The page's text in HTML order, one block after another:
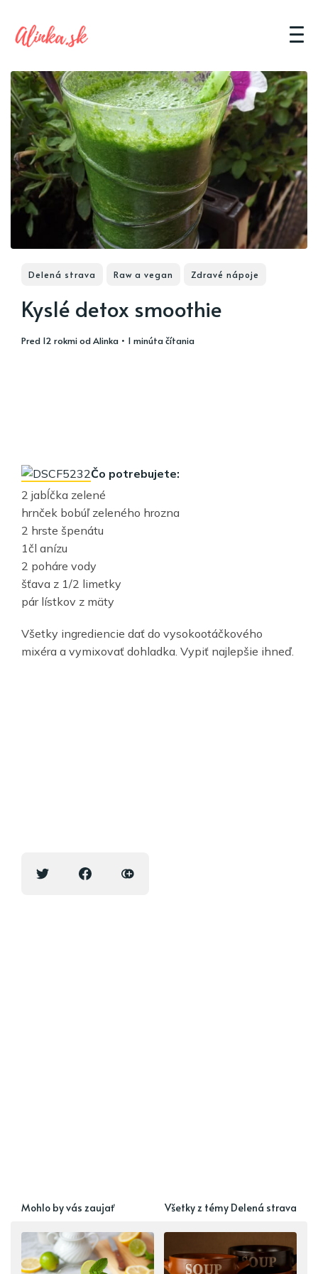
Delená strava Raw a vegan Zdravé nápoje
Kyslé detox smoothie
pred 12 rokmiodAlinka • 1 minúta čítania
Čo potrebujete:
2 jabĺčka zelené
hrnček bobúľ zeleného hrozna
2 hrste špenátu
1čl anízu
2 poháre vody
šťava z 1/2 limetky
pár lístkov z mäty
Všetky ingrediencie dať do vysokootáčkového
mixéra a vymixovať dohladka. Vypiť najlepšie ihneď.
Mohlo by vás zaujať Všetky z témy Delená strava